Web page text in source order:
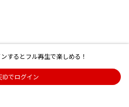
するとフル再生で楽しめる！
IDでログイン